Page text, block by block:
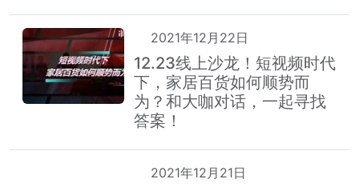
2021年12月22日
12.23线上沙龙！短视频时代
下，家居百货如何顺势而
为？和大咖对话，一起寻找
答案！
2021年12月21日